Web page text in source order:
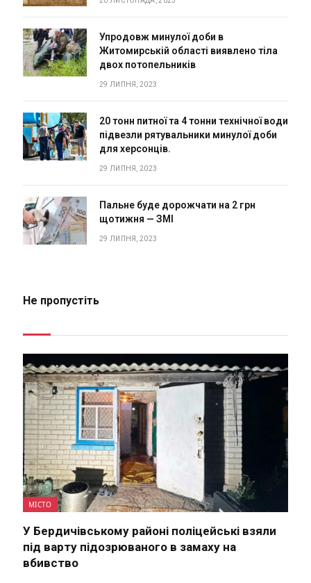
Упродовж минулої доби в
Житомирській області виявлено тіла
двох потопельників
29 ЛИПНЯ, 2023
20 тонн питної та 4 тонни технічної води
підвезли рятувальники минулої доби
для херсонців.
29 ЛИПНЯ, 2023
Пальне буде дорожчати на 2 грн
щотижня — ЗМІ
29 ЛИПНЯ, 2023
Не пропустіть
МІСТО
У Бердичівському районі поліцейські взяли
під варту підозрюваного в замаху на
вбивство